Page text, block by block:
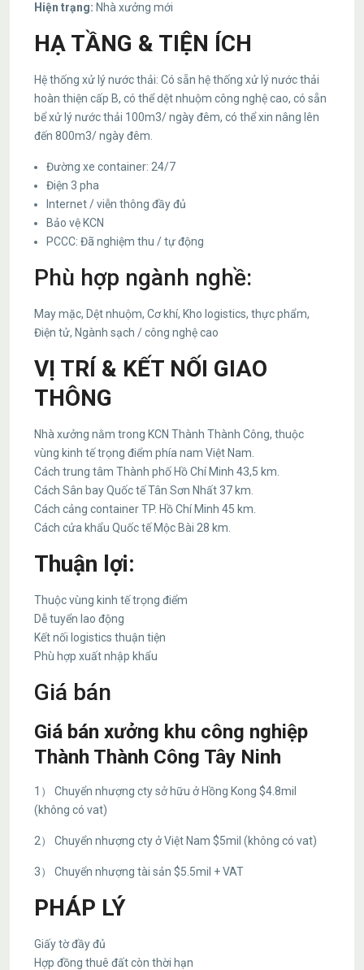
Hiện trạng: Nhà xưởng mới
HẠ TẦNG & TIỆN ÍCH
Hệ thống xử lý nước thải: Có sẵn hệ thống xử lý nước thải
hoàn thiện cấp B, có thể dệt nhuộm công nghệ cao, có sẵn
bể xử lý nước thải 100m3/ ngày đêm, có thể xin nâng lên
đến 800m3/ ngày đêm.
Đường xe container: 24/7
Điện 3 pha
Internet / viễn thông đầy đủ
Bảo vệ KCN
PCCC: Đã nghiệm thu / tự động
Phù hợp ngành nghề:
May mặc, Dệt nhuộm, Cơ khí, Kho logistics, thực phẩm,
Điện tử, Ngành sạch / công nghệ cao
VỊ TRÍ & KẾT NỐI GIAO
THÔNG
Nhà xưởng nằm trong KCN Thành Thành Công, thuộc
vùng kinh tế trọng điểm phía nam Việt Nam.
Cách trung tâm Thành phố Hồ Chí Minh 43,5 km.
Cách Sân bay Quốc tế Tân Sơn Nhất 37 km.
Cách cảng container TP. Hồ Chí Minh 45 km.
Cách cửa khẩu Quốc tế Mộc Bài 28 km.
Thuận lợi:
Thuộc vùng kinh tế trọng điểm
Dễ tuyển lao động
Kết nối logistics thuận tiện
Phù hợp xuất nhập khẩu
Giá bán
Giá bán xưởng khu công nghiệp
Thành Thành Công Tây Ninh
1） Chuyển nhượng cty sở hữu ở Hồng Kong $4.8mil
(không có vat)
2） Chuyển nhượng cty ở Việt Nam $5mil (không có vat)
3） Chuyển nhượng tài sản $5.5mil + VAT
PHÁP LÝ
Giấy tờ đầy đủ
Hợp đồng thuê đất còn thời hạn